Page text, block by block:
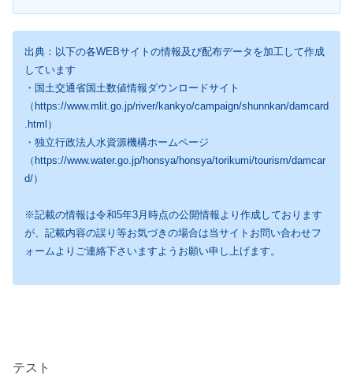
出典：以下の各WEBサイトの情報及び配布データを加工して作成
しています
・国土交通省国土数値情報ダウンロードサイト
（https://www.mlit.go.jp/river/kankyo/campaign/shunnkan/damcard
.html）
・独立行政法人水資源機構ホームページ
（https://www.water.go.jp/honsya/honsya/torikumi/tourism/damcar
d/）
※記載の情報は令和5年3月時点の公開情報より作成しております
が、記載内容の誤り等お気づきの場合は当サイトお問い合わせフ
ォームよりご連絡下さいますようお願い申し上げます。
テスト